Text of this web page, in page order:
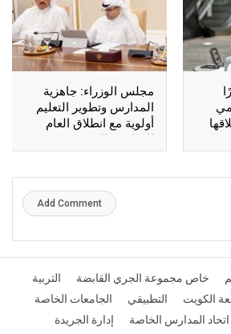
مجلس الوزراء: جاهزية
المدارس وتطوير التعليم
أولوية مع انطلاق العام
الدراسي الجديد
Add Comment
خاص مجموعة الجري القابضة
التربية
الكويت التطبيقي
الجامعات الخاصة
اتحاد المدارس الخاصة إدارة الجريدة